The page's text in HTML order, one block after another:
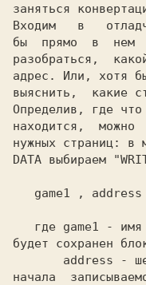
заняться
Входим   в
бы  прямо  в  нем
разобраться,
адрес. Или, хотя
выяснить,  какие
Определив, где что
находится,  можно
нужных страниц: в
DATA выбираем
будет сохранен
начала